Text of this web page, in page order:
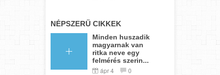
NÉPSZERŰ CIKKEK
Minden huszadik
magyarnak van
ritka neve egy
felmérés szerin...
ápr 4 0